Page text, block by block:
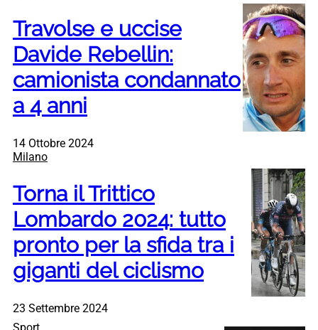
Travolse e uccise
Davide Rebellin:
camionista condannato
a 4 anni
14 Ottobre 2024
Milano
Torna il Trittico
Lombardo 2024: tutto
pronto per la sfida tra i
giganti del ciclismo
23 Settembre 2024